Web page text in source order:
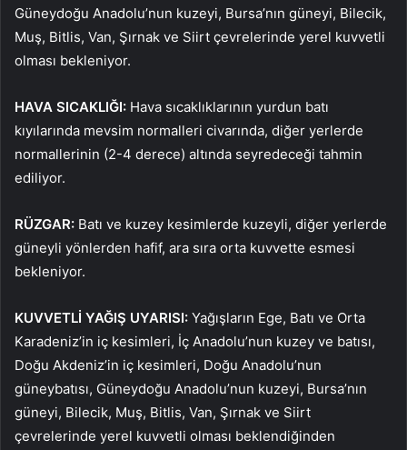
Güneydoğu Anadolu’nun kuzeyi, Bursa’nın güneyi, Bilecik,
Muş, Bitlis, Van, Şırnak ve Siirt çevrelerinde yerel kuvvetli
olması bekleniyor.
HAVA SICAKLIĞI: Hava sıcaklıklarının yurdun batı
kıyılarında mevsim normalleri civarında, diğer yerlerde
normallerinin (2-4 derece) altında seyredeceği tahmin
ediliyor.
RÜZGAR: Batı ve kuzey kesimlerde kuzeyli, diğer yerlerde
güneyli yönlerden hafif, ara sıra orta kuvvette esmesi
bekleniyor.
KUVVETLİ YAĞIŞ UYARISI: Yağışların Ege, Batı ve Orta
Karadeniz’in iç kesimleri, İç Anadolu’nun kuzey ve batısı,
Doğu Akdeniz’in iç kesimleri, Doğu Anadolu’nun
güneybatısı, Güneydoğu Anadolu’nun kuzeyi, Bursa’nın
güneyi, Bilecik, Muş, Bitlis, Van, Şırnak ve Siirt
çevrelerinde yerel kuvvetli olması beklendiğinden